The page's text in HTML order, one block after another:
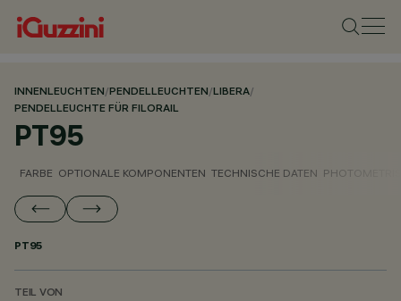
INNENLEUCHTEN/PENDELLEUCHTEN/LIBERA/
PENDELLEUCHTE FÜR FILORAIL
PT95
FARBE OPTIONALE KOMPONENTEN TECHNISCHE DATEN
PT95
TEIL VON